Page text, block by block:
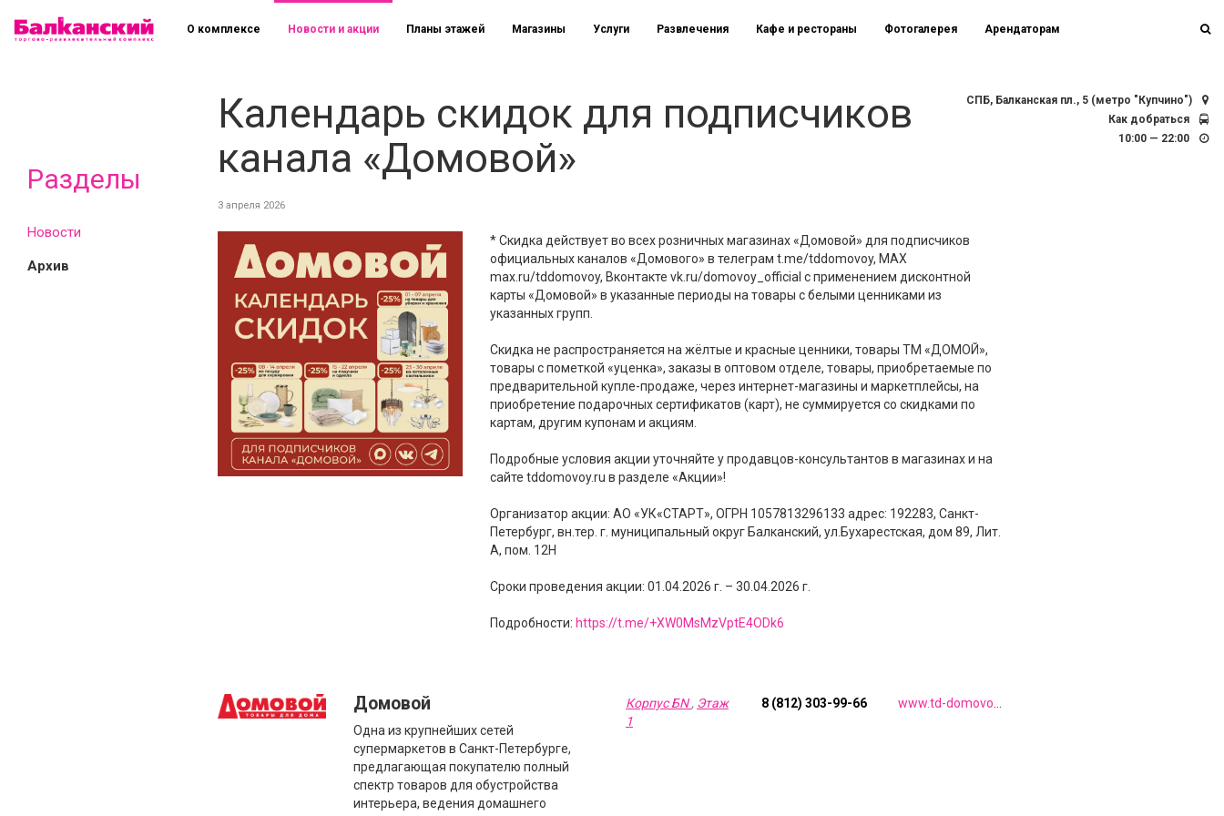
Разделы
Новости
Архив
О комплексе Новости и акции Планы этажей Магазины Услуги Развлечения Кафе и рестораны Фотогалерея Арендаторам
СПБ, Балканская пл., 5 (метро "Купчино")
Как добраться
10:00 — 22:00
Календарь скидок для подписчиков
канала «Домовой»
3 апреля 2026
* Скидка действует во всех розничных магазинах «Домовой» для подписчиков
официальных каналов «Домового» в телеграм t.me/tddomovoy, MAX
max.ru/tddomovoy, Вконтакте vk.ru/domovoy_official с применением дисконтной
карты «Домовой» в указанные периоды на товары с белыми ценниками из
указанных групп.
Скидка не распространяется на жёлтые и красные ценники, товары ТМ «ДОМОЙ»,
товары с пометкой «уценка», заказы в оптовом отделе, товары, приобретаемые по
предварительной купле-продаже, через интернет-магазины и маркетплейсы, на
приобретение подарочных сертификатов (карт), не суммируется со скидками по
картам, другим купонам и акциям.
Подробные условия акции уточняйте у продавцов-консультантов в магазинах и на
сайте tddomovoy.ru в разделе «Акции»!
Организатор акции: АО «УК«СТАРТ», ОГРН 1057813296133 адрес: 192283, Санкт-
Петербург, вн.тер. г. муниципальный округ Балканский, ул.Бухарестская, дом 89, Лит.
А, пом. 12Н
Сроки проведения акции: 01.04.2026 г. – 30.04.2026 г.
Подробности: https://t.me/+XW0MsMzVptE4ODk6
Домовой
Одна из крупнейших сетей
супермаркетов в Санкт-Петербурге,
предлагающая покупателю полный
спектр товаров для обустройства
интерьера, ведения домашнего
Корпус БN, Этаж
1
8 (812) 303-99-66